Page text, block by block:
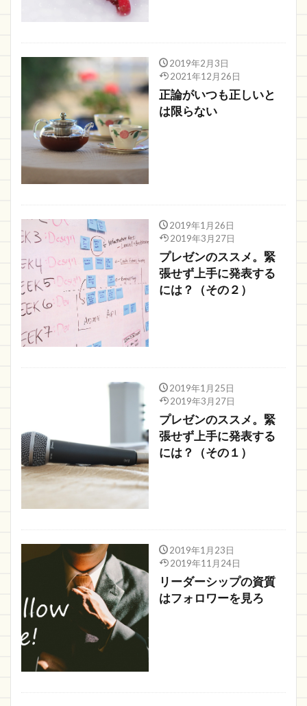
2019年2月3日
2021年12月26日
正論がいつも正しいと
は限らない
2019年1月26日
2019年3月27日
プレゼンのススメ。緊
張せず上手に発表する
には？（その２）
2019年1月25日
2019年3月27日
プレゼンのススメ。緊
張せず上手に発表する
には？（その１）
2019年1月23日
2019年11月24日
リーダーシップの資質
はフォロワーを見ろ